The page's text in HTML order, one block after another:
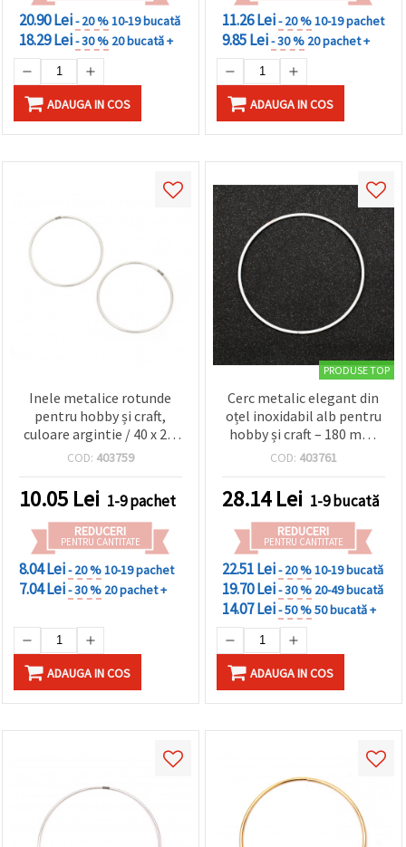
20.90 Lei- 20 %10-19 bucată
18.29 Lei- 30 % 20 bucată +
ADAUGA IN COS
11.26 Lei- 20 %10-19 pachet
9.85 Lei- 30 % 20 pachet +
ADAUGA IN COS
Inele metalice rotunde
pentru hobby și craft,
culoare argintie / 40 x 2,8
mm / set de 5 bucăți
COD: 403759
10.05 Lei 1-9 pachet
REDUCERI
PENTRU CANTITATE
8.04 Lei- 20 %10-19 pachet
7.04 Lei- 30 % 20 pachet +
ADAUGA IN COS
PRODUSE TOP
Cerc metalic elegant din
oțel inoxidabil alb pentru
hobby și craft – 180 mm,
ideal pentru decor creativ
COD: 403761
28.14Lei 1-9 bucată
REDUCERI
PENTRU CANTITATE
22.51 Lei- 20 %10-19 bucată
19.70 Lei- 30 % 20-49 bucată
14.07 Lei- 50 %50 bucată +
ADAUGA IN COS